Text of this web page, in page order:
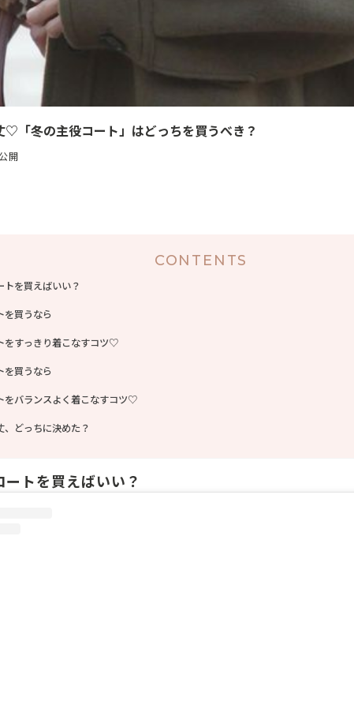
♡「冬の主役コート」はどっちを買うべき？
開
CONTENTS
トを買えばいい？
を買うなら
をすっきり着こなすコツ♡
を買うなら
をバランスよく着こなすコツ♡
、どっちに決めた？
ートを買えばいい？